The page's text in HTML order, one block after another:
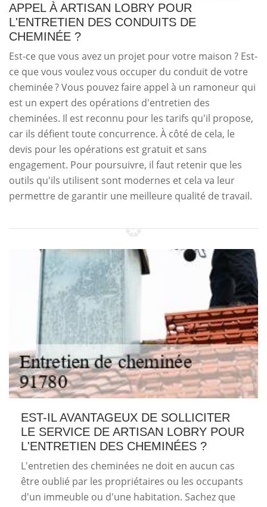
APPEL À ARTISAN LOBRY POUR
L'ENTRETIEN DES CONDUITS DE
CHEMINÉE ?
Est-ce que vous avez un projet pour votre maison ? Est-
ce que vous voulez vous occuper du conduit de votre
cheminée ? Vous pouvez faire appel à un ramoneur qui
est un expert des opérations d'entretien des
cheminées. Il est reconnu pour les tarifs qu'il propose,
car ils défient toute concurrence. À côté de cela, le
devis pour les opérations est gratuit et sans
engagement. Pour poursuivre, il faut retenir que les
outils qu'ils utilisent sont modernes et cela va leur
permettre de garantir une meilleure qualité de travail.
EST-IL AVANTAGEUX DE SOLLICITER
LE SERVICE DE ARTISAN LOBRY POUR
L'ENTRETIEN DES CHEMINÉES ?
L'entretien des cheminées ne doit en aucun cas
être oublié par les propriétaires ou les occupants
d'un immeuble ou d'une habitation. Sachez que